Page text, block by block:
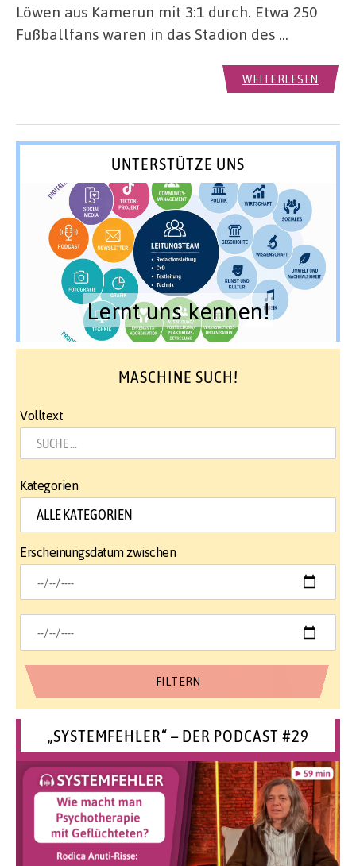
Löwen aus Kamerun mit 3:1 durch. Etwa 250
Fußballfans waren in das Stadion des …
WEITERLESEN
UNTERSTÜTZE UNS
Lernt uns kennen!
MASCHINE SUCH!
Volltext
Kategorien
Erscheinungsdatum zwischen
„SYSTEMFEHLER“ – DER PODCAST #29